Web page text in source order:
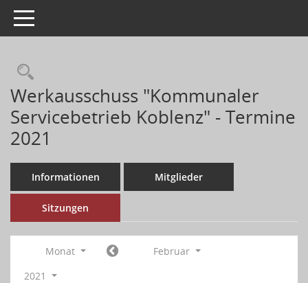
Toggle navigation
Werkausschuss "Kommunaler
Servicebetrieb Koblenz" - Termine
2021
Informationen Mitglieder
Sitzungen
Monat
Februar
2021